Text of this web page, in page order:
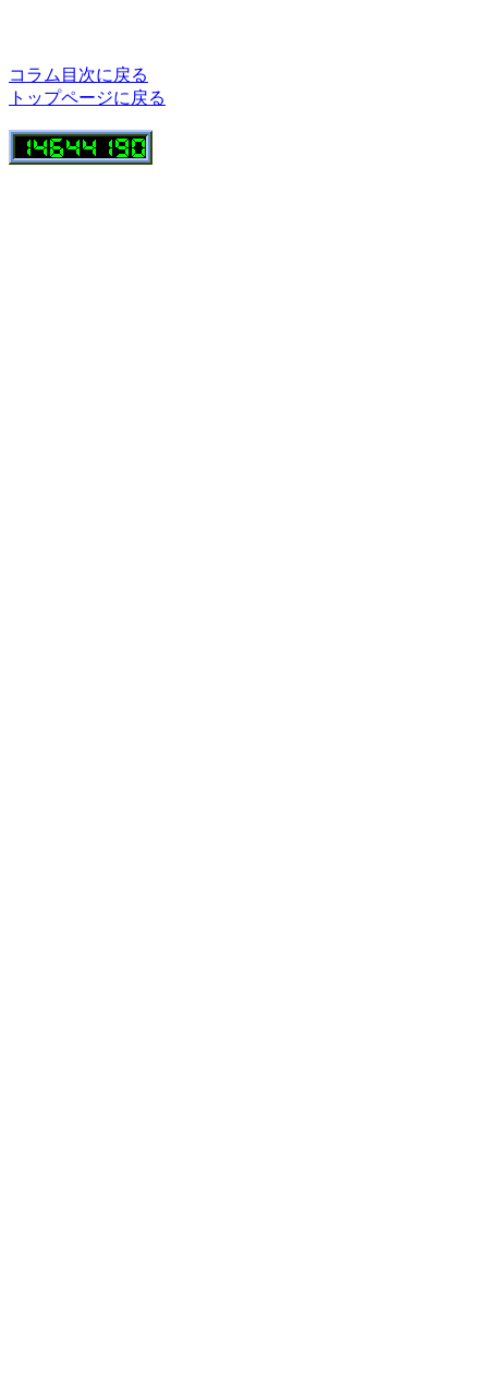
コラム目次に戻る
トップページに戻る